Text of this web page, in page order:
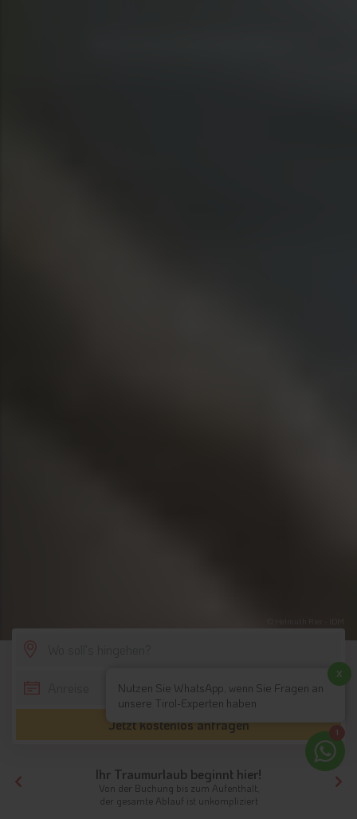
SCROLL DOWN
Jetzt kostenlos anfragen
Ihr Traumurlaub beginnt hier!
Von der Buchung bis zum Aufenthalt,
der gesamte Ablauf ist unkompliziert
1
Nutzen Sie WhatsApp, wenn Sie Fragen an
unsere Tirol-Experten haben
x